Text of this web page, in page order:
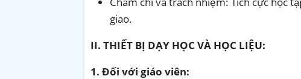
giao.
II. THIẾT BỊ DẠY HỌC VÀ HỌC LIỆU:
1. Đối với giáo viên: